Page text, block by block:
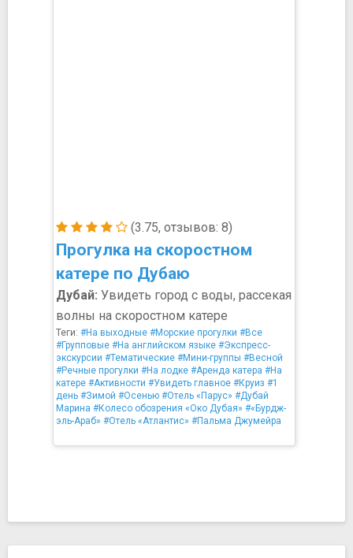
(3.75, отзывов: 8)
Прогулка на скоростном
катере по Дубаю
Дубай: Увидеть город с воды, рассекая
волны на скоростном катере
Теги: #На выходные #Морские прогулки #Все
#Групповые #На английском языке #Экспресс-
экскурсии #Тематические #Мини-группы #Весной
#Речные прогулки #На лодке #Аренда катера #На
катере #Активности #Увидеть главное #Круиз #1
день #Зимой #Осенью #Отель «Парус» #Дубай
Марина #Колесо обозрения «Око Дубая» #«Бурдж-
эль-Араб» #Отель «Атлантис» #Пальма Джумейра